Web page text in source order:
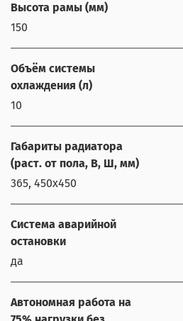
Высота рамы (мм)
150
Объём системы
охлаждения (л)
10
Габариты радиатора
(раст. от пола, В, Ш, мм)
365, 450х450
Система аварийной
остановки
да
Автономная работа на